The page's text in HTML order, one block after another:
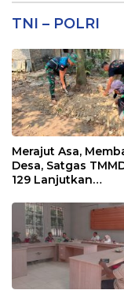
TNI – POLRI
Merajut Asa,
Desa, Satgas
129 Lanjutkan